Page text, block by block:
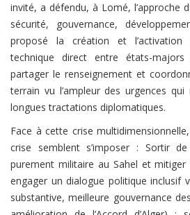
invité, a défendu, à Lomé, l’approche
sécurité, gouvernance,
proposé la création et l’activation
technique direct entre états-
partager le renseignement et
terrain vu l’ampleur des urgences
longues tractations diplomatiques.
Face à cette crise
crise semblent s’imposer : Sortir de
purement militaire au Sahel et mitiger
engager un dialogue politique inclusif
substantive, meilleure gouvernance